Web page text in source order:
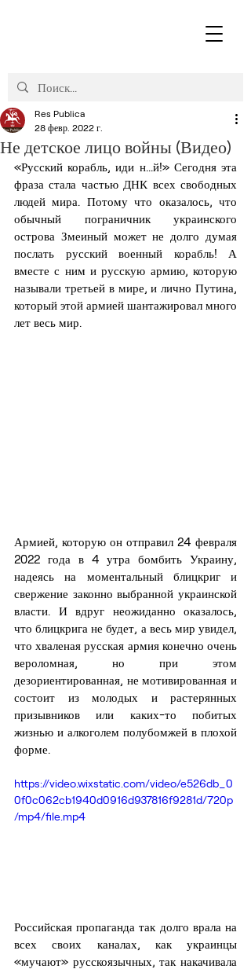
Не детское лицо войны (Видео)
Res Publica
28 февр. 2022 г.
«Русский корабль, иди н...й!» Сегодня эта
фраза стала частью ДНК всех свободных
людей мира. Потому что оказалось, что
обычный пограничник украинского
острова Змеиный может не долго думая
послать русский военный корабль! А
вместе с ним и русскую армию, которую
называли третьей в мире, и лично Путина,
который этой армией шантажировал много
лет весь мир.
Армией, которую он отправил 24 февраля
2022 года в 4 утра бомбить Украину,
надеясь на моментальный блицкриг и
свержение законно выбранной украинской
власти. И вдруг неожиданно оказалось,
что блицкрига не будет, а весь мир увидел,
что хваленая русская армия конечно очень
вероломная, но при этом
дезориентированная, не мотивированная и
состоит из молодых и растерянных
призывников или каких-то побитых
жизнью и алкоголем полубомжей в плохой
форме.
https://video.wixstatic.com/video/e526db_0
0f0c062cb1940d0916d937816f9281d/720p
/mp4/file.mp4
Российская пропаганда так долго врала на
всех своих каналах, как украинцы
«мучают» русскоязычных, так накачивала